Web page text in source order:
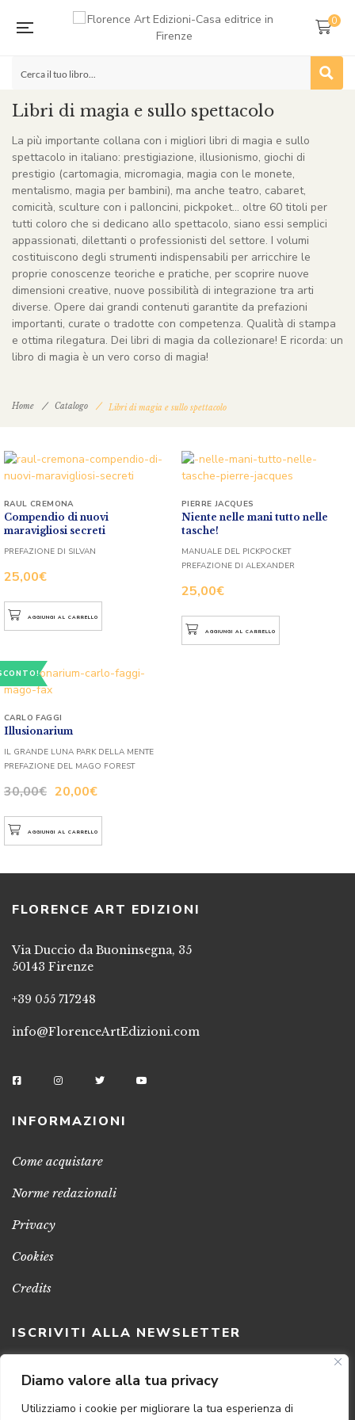
Diamo valore alla tua privacy
Utilizziamo i cookie per migliorare la tua esperienza di
0
Libri di magia e sullo spettacolo
La più importante collana con i migliori libri di magia e sullo
spettacolo in italiano: prestigiazione, illusionismo, giochi di
prestigio (cartomagia, micromagia, magia con le monete,
mentalismo, magia per bambini), ma anche teatro, cabaret,
comicità, sculture con i palloncini, pickpoket… oltre 60 titoli per
tutti coloro che si dedicano allo spettacolo, siano essi semplici
appassionati, dilettanti o professionisti del settore. I volumi
costituiscono degli strumenti indispensabili per arricchire le
proprie conoscenze teoriche e pratiche, per scoprire nuove
dimensioni creative, nuove possibilità di integrazione tra arti
diverse. Opere dai grandi contenuti garantite da prefazioni
importanti, curate o tradotte con competenza. Qualità di stampa
e ottima rilegatura. Dei libri di magia da collezionare! E ricorda: un
libro di magia è un vero corso di magia!
Home Catalogo Libri di magia e sullo spettacolo
Compendio di nuovi
maravigliosi secreti
25,00€
RAUL CREMONA
PREFAZIONE DI SILVAN
AGGIUNGI AL CARRELLO
Niente nelle mani tutto nelle
tasche!
25,00€
PIERRE JACQUES
MANUALE DEL PICKPOCKET
PREFAZIONE DI ALEXANDER
AGGIUNGI AL CARRELLO
Illusionarium
30,00€ 20,00€
CARLO FAGGI
IL GRANDE LUNA PARK DELLA MENTE
PREFAZIONE DEL MAGO FOREST
AGGIUNGI AL CARRELLO
FLORENCE ART EDIZIONI
Via Duccio da Buoninsegna, 35
50143 Firenze
+39 055 717248
info@FlorenceArtEdizioni.com
INFORMAZIONI
Come acquistare
Norme redazionali
Privacy
Cookies
Credits
ISCRIVITI ALLA NEWSLETTER
Clicca sul pulsante per ricevere le nostre ultime novità,
notizie e promozioni